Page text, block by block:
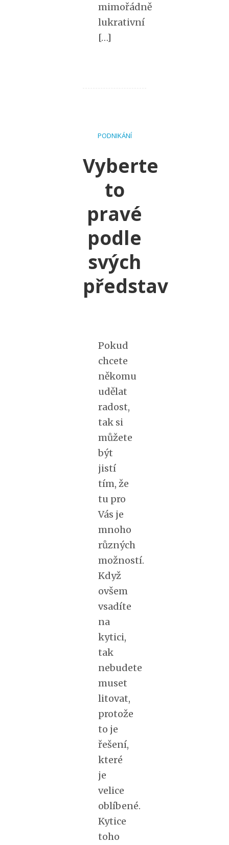
mimořádně
lukrativní
[…]
PODNIKÁNÍ
Vyberte
to
pravé
podle
svých
představ
Pokud
chcete
někomu
udělat
radost,
tak si
můžete
být
jistí
tím, že
tu pro
Vás je
mnoho
různých
možností.
Když
ovšem
vsadíte
na
kytici,
tak
nebudete
muset
litovat,
protože
to je
řešení,
které
je
velice
oblíbené.
Kytice
toho